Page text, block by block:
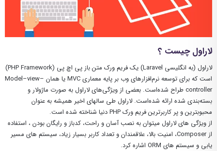
لاراول چیست ؟
لاراول (به انگلیسی Laravel) یک فریم ورک متن باز پی اچ پی (PHP Framework)
است که برای توسعه نرم‌افزارهای وب بر پایه معماری MVC یا همان Model–view–
controller طراح شده‌است. بعضی از ویژگی‌های لاراول به صورت ماژولار و
بسته‌بندی شده ارائه شده‌است. لاراول طی سالهای اخیر همیشه به عنوان
محبوبترین و پر کاربرترین فریم ورک PHP دنیا شناخته شده است.
از ویژگی های لاراول میتوان به نصب آسان و راحت، کدباز و رایگان بودن ، استفاده
از Composer، امنیت بالا، علاقمندان و تعداد کاربر بسیار زیاد، سیستم های مسیر
یابی و سیستم های ORM اشاره کرد.